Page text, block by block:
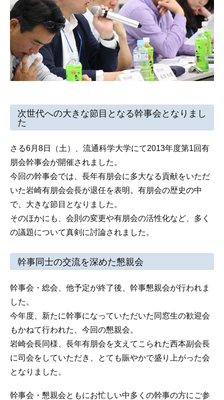
次世代への大きな節目となる幹事会となりまし
た
さる6月8日（土）、流通科学大学にて2013年度第1回有
朋会幹事会が開催されました。
今回の幹事会では、長年有朋会に多大なる貢献をいただ
いた岩崎有朋会会長が退任を表明。有朋会の歴史の中
で、大きな節目となりました。
そのほかにも、会則の変更や有朋会の活性化など、多く
の議題について真剣に討論されました。
幹事同士の交流を深めた懇親会
幹事会・総会、他予定が終了後、幹事懇親会が行われま
した。
今年度、新たに幹事になっていただいた同窓生の歓迎会
もかねて行われた、今回の懇親会。
岩崎会長同様、長年有朋会を支えてこられた西本副会長
に司会をしていただき、とても賑やかで盛り上がった会
となりました。
幹事会・懇親会ともにお忙しい中多くの幹事の方にご参